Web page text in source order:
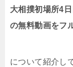
大相撲初場所4
の無料動画をフ
について紹介し